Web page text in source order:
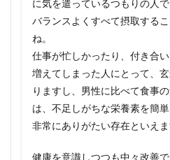
に気を遣っているつもりの人
バランスよくすべて摂取する
ね。
仕事が忙しかったり、付き合
増えてしまった人にとって、
りますし、男性に比べて食事
は、不足しがちな栄養素を簡
非常にありがたい存在といえま
健康を意識しつつも中々改善